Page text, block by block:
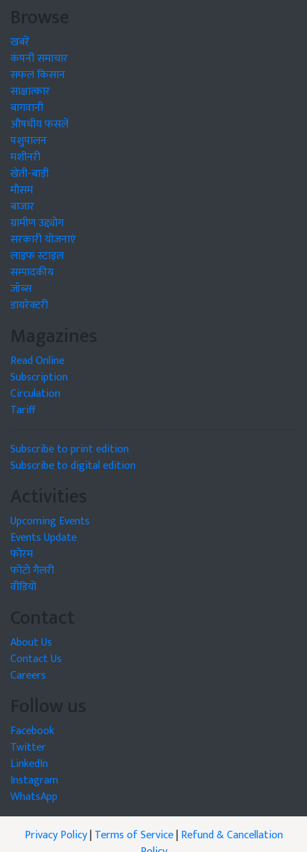
Browse
खबरें
कंपनी समाचार
सफल किसान
साक्षात्कार
बागवानी
औषधीय फसलें
पशुपालन
मशीनरी
खेती-बाड़ी
मौसम
बाजार
ग्रामीण उद्द्योग
सरकारी योजनाएं
लाइफ स्टाइल
सम्पादकीय
जॉब्स
डायरेक्टरी
Magazines
Read Online
Subscription
Circulation
Tariff
Subscribe to print edition
Subscribe to digital edition
Activities
Upcoming Events
Events Update
फोरम
फोटो गैलरी
वीडियो
Contact
About Us
Contact Us
Careers
Follow us
Facebook
Twitter
LinkedIn
Instagram
WhatsApp
Privacy Policy|Terms of Service|Refund & Cancellation